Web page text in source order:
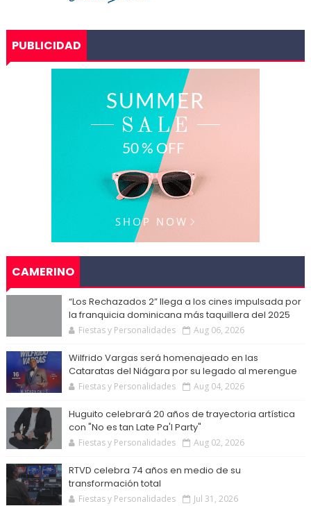
PUBLICIDAD
CAMERINO
“Los Rechazados 2” llega a los cines impulsada por
la franquicia dominicana más taquillera del 2025
Fiestas y Personalidades Aug 06, 2026
Wilfrido Vargas será homenajeado en las
Cataratas del Niágara por su legado al merengue
Fiestas y Personalidades Aug 04, 2026
Huguito celebrará 20 años de trayectoria artística
con "No es tan Late Pa'l Party"
Fiestas y Personalidades Aug 02, 2026
RTVD celebra 74 años en medio de su
transformación total
Fiestas y Personalidades Jul 31, 2026